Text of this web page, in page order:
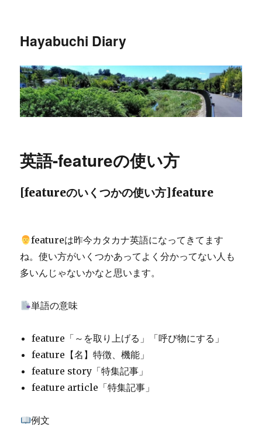
Hayabuchi Diary
英語-featureの使い方
[featureのいくつかの使い方]feature
featureは昨今カタカナ英語になってきてます
ね。使い方がいくつかあってよく分かってない人も
多いんじゃないかなと思います。
単語の意味
feature「～を取り上げる」「呼び物にする」
feature【名】特徴、機能」
feature story「特集記事」
feature article「特集記事」
例文